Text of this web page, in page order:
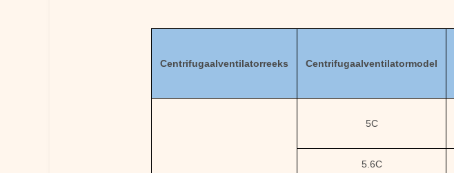
Centrifugaalventilatorreeks Centrifugaalventilatormodel
5C
5.6C